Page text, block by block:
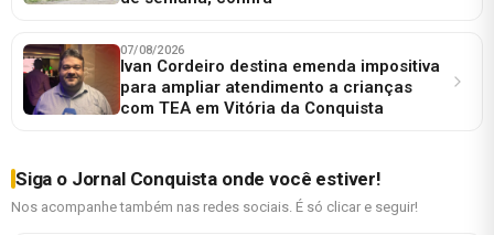
07/08/2026
Ivan Cordeiro destina emenda impositiva
para ampliar atendimento a crianças
com TEA em Vitória da Conquista
Siga o Jornal Conquista onde você estiver!
Nos acompanhe também nas redes sociais. É só clicar e seguir!